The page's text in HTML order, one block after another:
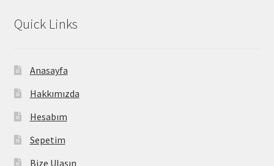
Quick Links
Anasayfa
Hakkımızda
Hesabım
Sepetim
Bize Ulaşın